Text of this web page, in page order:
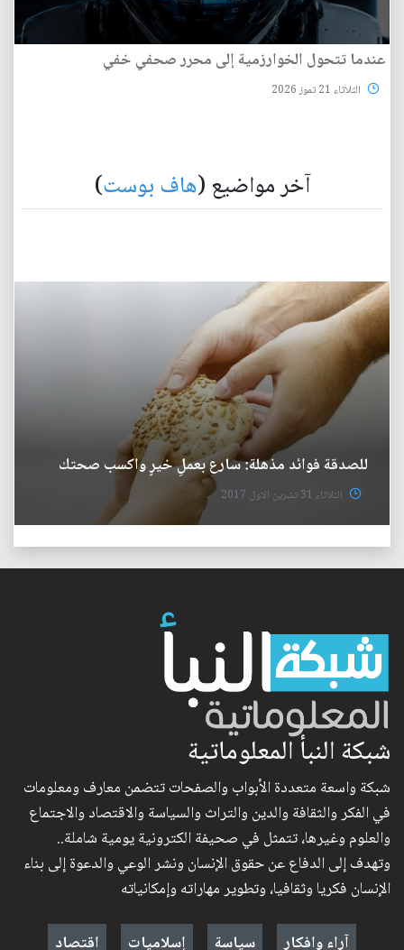
عندما تتحول الخوارزمية إلى محرر صحفي خفي
الثلاثاء 21 تموز 2026
آخر مواضيع (هاف بوست)
للصدقة فوائد مذهلة: سارع بعملِ خيرٍ واكسب صحتك
الثلاثاء 31 تشرين الاول 2017
شبكة النبأ المعلوماتية
شبكة واسعة متعددة الأبواب والصفحات تتضمن معارف ومعلومات
في الفكر والثقافة والدين والتراث والسياسة والاقتصاد والاجتماع
والعلوم وغيرها، تتمثل في صحيفة الكترونية يومية شاملة..
وتهدف إلى الدفاع عن حقوق الإنسان ونشر الوعي والدعوة إلى بناء
الإنسان فكريا وثقافيا، وتطوير مهاراته وإمكانياته
آراء وافكار
سياسة إسلاميات اقتصاد